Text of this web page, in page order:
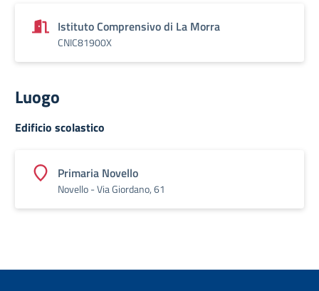
Istituto Comprensivo di La Morra
CNIC81900X
Luogo
Edificio scolastico
Primaria Novello
Novello - Via Giordano, 61